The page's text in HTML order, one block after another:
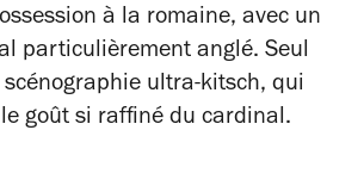
à la romaine, avec un
particulièrement anglé. Seul
ultra-kitsch, qui
goût si raffiné du cardinal.